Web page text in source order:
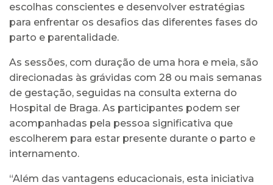
escolhas conscientes e desenvolver estratégias
para enfrentar os desafios das diferentes fases do
parto e parentalidade.
As sessões, com duração de uma hora e meia, são
direcionadas às grávidas com 28 ou mais semanas
de gestação, seguidas na consulta externa do
Hospital de Braga. As participantes podem ser
acompanhadas pela pessoa significativa que
escolherem para estar presente durante o parto e
internamento.
“Além das vantagens educacionais, esta iniciativa